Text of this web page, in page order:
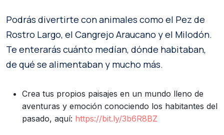
Podrás divertirte con animales como el Pez de
Rostro Largo, el Cangrejo Araucano y el Milodón.
Te enterarás cuánto medían, dónde habitaban,
de qué se alimentaban y mucho más.
Crea tus propios paisajes en un mundo lleno de
aventuras y emoción conociendo los habitantes del
pasado, aquí: https://bit.ly/3b6R8BZ